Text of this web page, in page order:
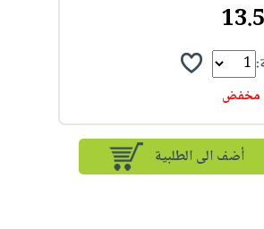
مخفض
أضف الى الطلبية